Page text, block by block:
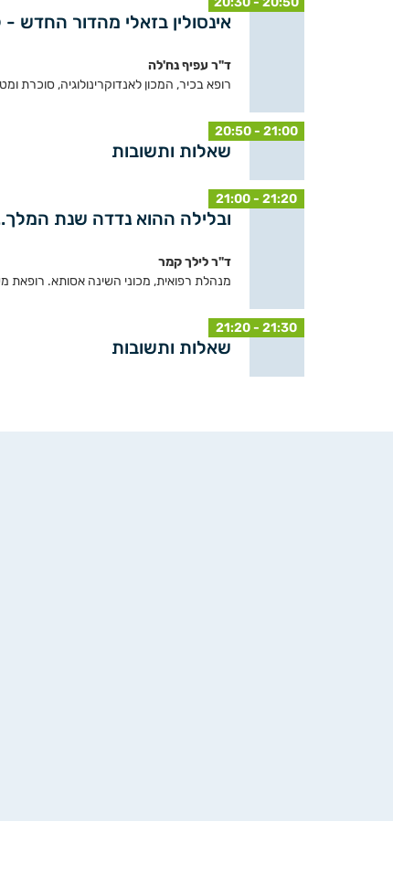
אינסולין בזאלי מהדור החדש -
ד"ר עפיף נח'לה
רופא בכיר, המכון לאנדוקרינולוגיה, סוכרת
20:50 - 21:00
שאלות ותשובות
21:00 - 21:20
ובלילה ההוא נדדה שנת
ד"ר לילך קמר
מנהלת רפואית, מכוני השינה אסותא. רופאת
21:20 - 21:30
שאלות ותשובות